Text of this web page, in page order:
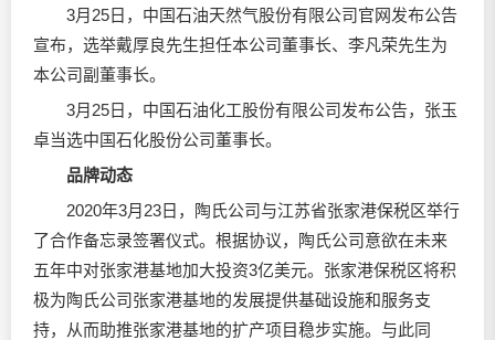
3月25日，中国石油天然气股份有限公司官网发布公告
宣布，选举戴厚良先生担任本公司董事长、李凡荣先生为
本公司副董事长。
3月25日，中国石油化工股份有限公司发布公告，张玉
卓当选中国石化股份公司董事长。
品牌动态
2020年3月23日，陶氏公司与江苏省张家港保税区举行
了合作备忘录签署仪式。根据协议，陶氏公司意欲在未来
五年中对张家港基地加大投资3亿美元。张家港保税区将积
极为陶氏公司张家港基地的发展提供基础设施和服务支
持，从而助推张家港基地的扩产项目稳步实施。与此同